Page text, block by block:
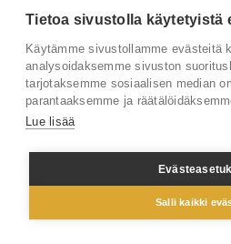
Lähetä viesti
Seuraa
Tilaa
Facebook
© 2026
Tietoa sivustolla käytetyistä
Käytämme sivustollamme evästeitä
analysoidaksemme sivuston
tarjotaksemme sosiaalisen median
parantaaksemme ja
Lue lisää
Salli kaikki